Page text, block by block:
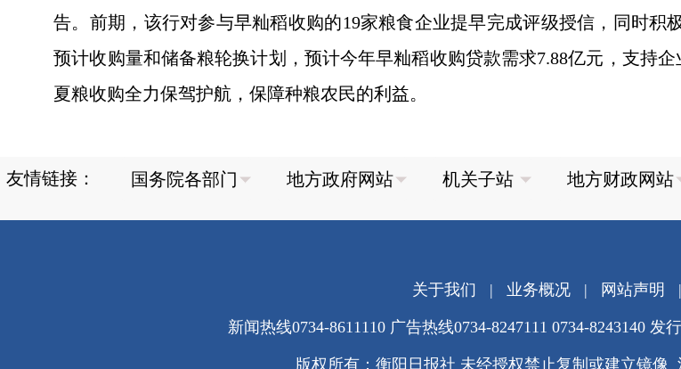
告。前期，该行对参与早籼稻收购的19家粮食企业提早完成评级授信，同时
预计收购量和储备粮轮换计划，预计今年早籼稻收购贷款需求7.88亿元，支持
夏粮收购全力保驾护航，保障种粮农民的利益。
友情链接：
关于我们 | 业务概况| 网站声明
新闻热线0734-8611110 广告热线0734-8247111 0734-8243140 发
版权所有：衡阳日报社 未经授权禁止复制或建立镜像